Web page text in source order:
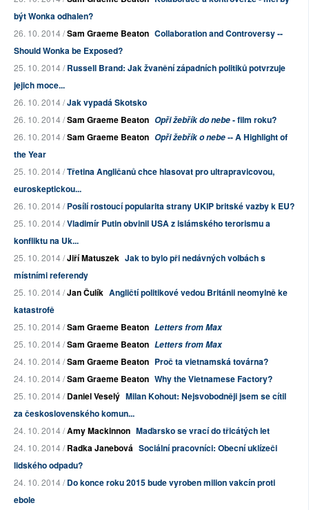
být Wonka odhalen?
26. 10. 2014 /Sam Graeme Beaton Collaboration and Controversy --
Should Wonka be Exposed?
25. 10. 2014 /Russell Brand: Jak žvanění západních politiků potvrzuje
jejich moce...
26. 10. 2014 /Jak vypadá Skotsko
26. 10. 2014 /Sam Graeme Beaton Opři žebřík do nebe- film roku?
26. 10. 2014 /Sam Graeme Beaton Opři žebřík o nebe-- A Highlight of
the Year
25. 10. 2014 /Třetina Angličanů chce hlasovat pro ultrapravicovou,
euroskeptickou...
26. 10. 2014 /Posílí rostoucí popularita strany UKIP britské vazby k EU?
25. 10. 2014 /Vladimír Putin obvinil USA z islámského terorismu a
konfliktu na Uk...
25. 10. 2014 /Jiří Matuszek Jak to bylo při nedávných volbách s
místními referendy
25. 10. 2014 /Jan Čulík Angličtí politikové vedou Británii neomylně ke
katastrofě
25. 10. 2014 /Sam Graeme Beaton Letters from Max
25. 10. 2014 /Sam Graeme Beaton Letters from Max
24. 10. 2014 /Sam Graeme Beaton Proč ta vietnamská továrna?
24. 10. 2014 /Sam Graeme Beaton Why the Vietnamese Factory?
25. 10. 2014 /Daniel Veselý Milan Kohout: Nejsvobodněji jsem se cítil
za československého komun...
24. 10. 2014 /Amy Mackinnon Maďarsko se vrací do třicátých let
24. 10. 2014 /Radka Janebová Sociální pracovníci: Obecní uklízeči
lidského odpadu?
24. 10. 2014 /Do konce roku 2015 bude vyroben milion vakcín proti
ebole